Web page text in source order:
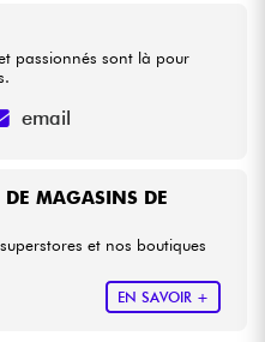
DE MAGASINS DE
et nos boutiques
EN SAVOIR +
passionnés sont là pour
email